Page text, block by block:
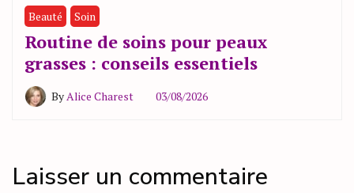
Beauté Soin
Routine de soins pour peaux
grasses : conseils essentiels
ByAlice Charest 03/08/2026
Laisser un commentaire